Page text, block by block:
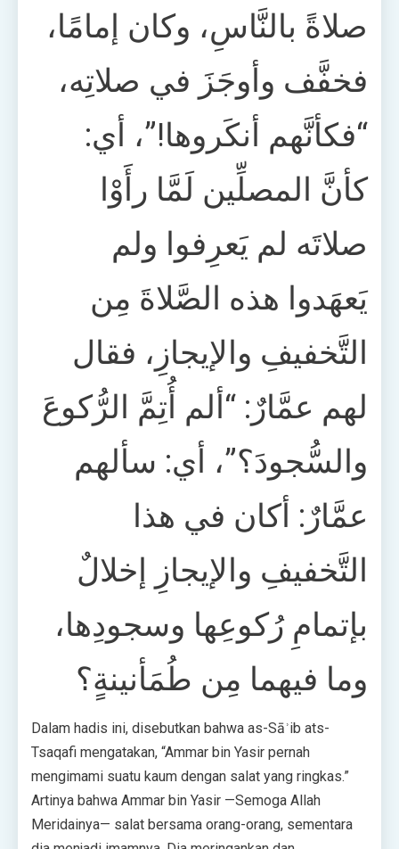
صلاةً بالنَّاسِ، وكان إمامًا،
فخفَّف وأوجَزَ في صلاتِه،
“فكأنَّهم أنكَروها!”، أي:
كأنَّ المصلِّين لَمَّا رأَوْا
صلاتَه لم يَعرِفوا ولم
يَعهَدوا هذه الصَّلاةَ مِن
التَّخفيفِ والإيجازِ، فقال
لهم عمَّارٌ: “ألم أُتِمَّ الرُّكوعَ
والسُّجودَ؟”، أي: سألهم
عمَّارٌ: أكان في هذا
التَّخفيفِ والإيجازِ إخلالٌ
بإتمامِ رُكوعِها وسجودِها،
وما فيهما مِن طُمَأنينةٍ؟
Dalam hadis ini, disebutkan bahwa as-Sāʾib ats-
Tsaqafi mengatakan, “Ammar bin Yasir pernah
mengimami suatu kaum dengan salat yang ringkas.”
Artinya bahwa Ammar bin Yasir —Semoga Allah
Meridainya— salat bersama orang-orang, sementara